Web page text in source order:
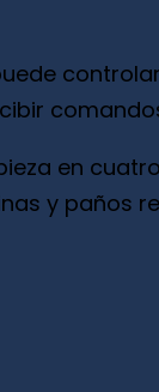
en
y paños